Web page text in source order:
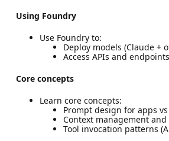
Using Foundry
Use Foundry to:
Deploy models (Claude +
Access APIs and endpoints
Core concepts
Learn core concepts:
Prompt design for apps
Context management
Tool invocation patterns